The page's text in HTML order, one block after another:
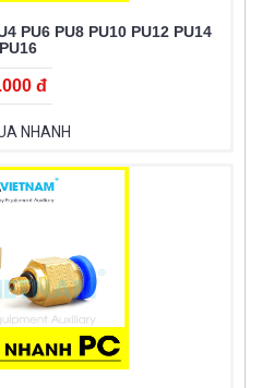
PU6 PU8 PU10 PU12 PU14
PU16
đ
NHANH